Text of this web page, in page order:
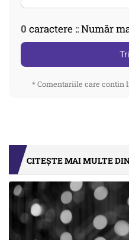
0 caractere :: Număr
* Comentariile care contin
CITEȘTE MAI MULTE